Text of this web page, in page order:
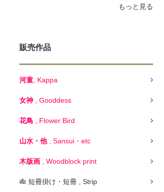
もっと見る
販売作品
河童, Kappa
女神 , Gooddess
花鳥 , Flower Bird
山水・他, Sansui・etc
木版画 , Woodblock print
🎋 短冊掛け・短冊 , Strip